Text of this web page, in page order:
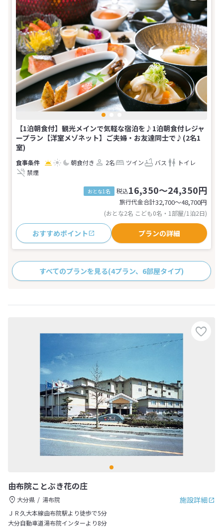
【1泊朝食付】観光メインで気軽な宿泊を♪1泊朝食付レジャ
ープラン【洋室メゾネット】ご夫婦・お友達同士で♪(2名1
室)
朝食付き 2名 ツイン バス
トイレ
禁煙
おとな1名 税込16,350～24,350円
旅行代金合計32,700〜48,700円
(おとな2名 こども0名・1部屋/1泊2日)
おすすめポイント プランの詳細
すべてのプランを見る(4プラン、6部屋タイプ)
由布院ことぶき花の庄
施設詳細
大分県
湯布院
ＪＲ久大本線由布院駅より徒歩で5分
大分自動車道湯布院インターより8分